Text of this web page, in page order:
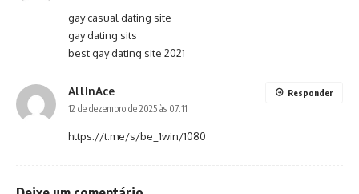
gay casual dating site
gay dating sits
best gay dating site 2021
AllInAce
12 de dezembro de 2025 às 07:11
https://t.me/s/be_1win/1080
Responder